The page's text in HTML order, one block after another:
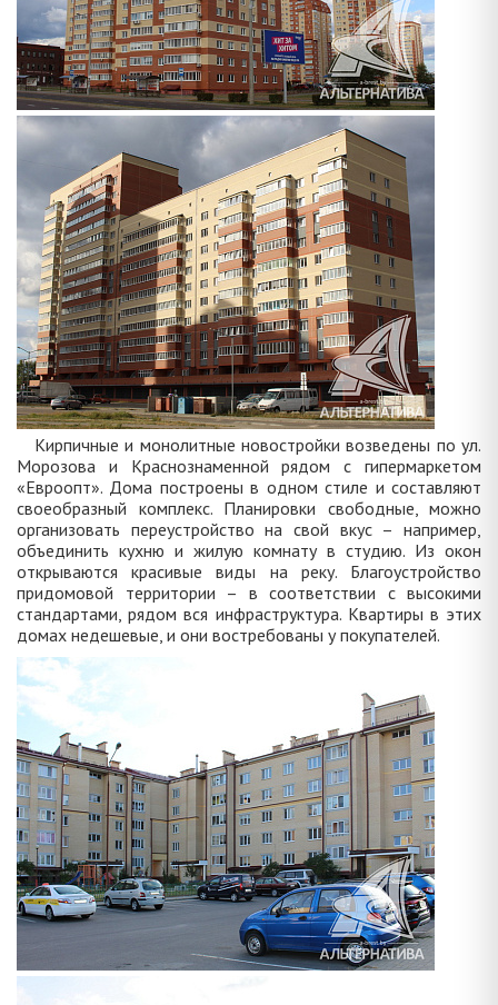
Кирпичные и монолитные новостройки возведены по ул.
Морозова и Краснознаменной рядом с гипермаркетом
«Евроопт». Дома построены в одном стиле и составляют
своеобразный комплекс. Планировки свободные, можно
организовать переустройство на свой вкус – например,
объединить кухню и жилую комнату в студию. Из окон
открываются красивые виды на реку. Благоустройство
придомовой территории – в соответствии с высокими
стандартами, рядом вся инфраструктура. Квартиры в этих
домах недешевые, и они востребованы у покупателей.